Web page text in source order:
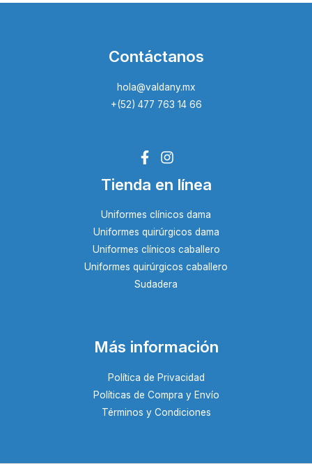
Contáctanos
hola@valdany.mx
+(52) 477 763 14 66
Tienda en línea
Uniformes clínicos dama
Uniformes quirúrgicos dama
Uniformes clínicos caballero
Uniformes quirúrgicos caballero
Sudadera
Más información
Política de Privacidad
Políticas de Compra y Envío
Términos y Condiciones